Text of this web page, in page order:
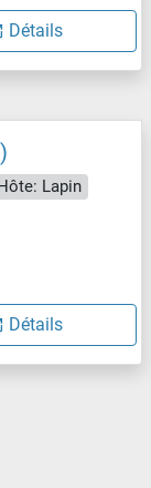
Détails
Lapin
Détails